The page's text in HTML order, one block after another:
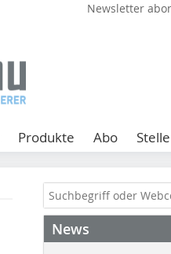
Newsletter
Produkte Abo
News